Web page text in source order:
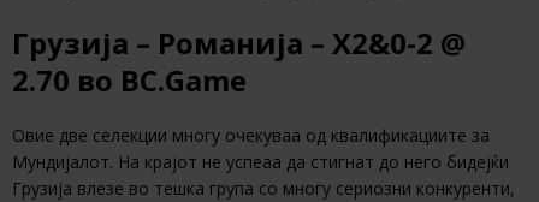
Грузија – Романија – Х2&0-2 @
2.70 во BC.Game
Овие две селекции многу очекуваа од квалификациите за
Мундијалот. На крајот не успеаа да стигнат до него бидејќи
Грузија влезе во тешка група со многу сериозни конкуренти,